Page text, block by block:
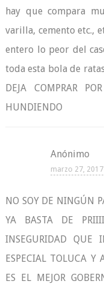
hay que compara
varilla, cemento etc.,
entero lo peor del
toda esta bola de ratas
DEJA COMPRAR
HUNDIENDO
Anónimo
marzo 27, 2017
NO SOY DE NINGÚN
YA BASTA DE
INSEGURIDAD QUE
ESPECIAL TOLUCA Y
ES EL MEJOR